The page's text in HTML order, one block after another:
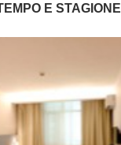
E STAGIONE